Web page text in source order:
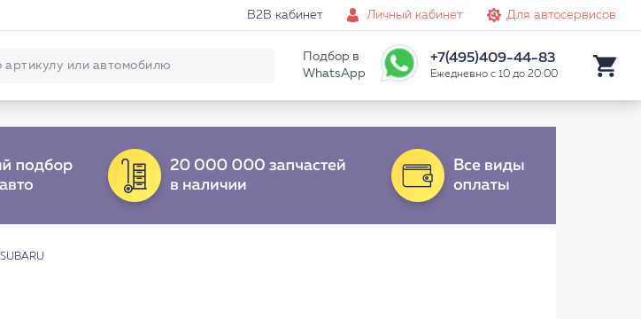
B2B кабинет Личный кабинет Для автосервисов
Подбор в
WhatsApp
+7(495)409-44-83
Ежедневно с 10 до 20:00